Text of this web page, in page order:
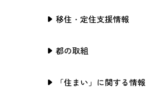
移住・定住支援情報
都の取組
「住まい」に関する情報